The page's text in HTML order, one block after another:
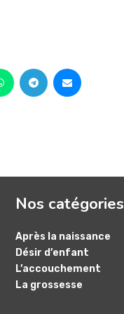
Nos catégories
Après la naissance
Désir d’enfant
L’accouchement
La grossesse